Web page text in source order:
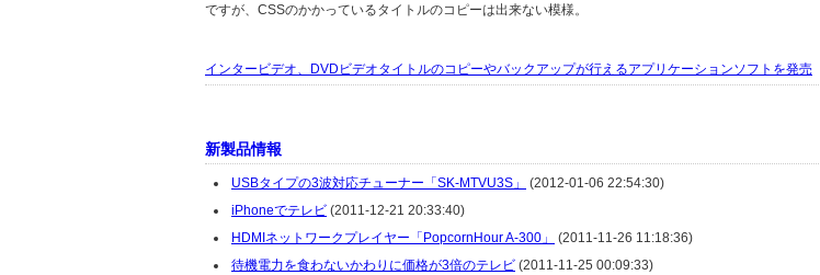
ですが、CSSのかかっているタイトルのコピーは出来ない模様。
インタービデオ、DVDビデオタイトルのコピーやバックアップが行えるアプリケーションソフトを発売
新製品情報
USBタイプの3波対応チューナー「SK-MTVU3S」
(2012-01-06 22:54:30)
iPhoneでテレビ (2011-12-21 20:33:40)
HDMIネットワークプレイヤー「PopcornHour A-300」
(2011-11-26 11:18:36)
待機電力を食わないかわりに価格が3倍のテレビ (2011-11-25 00:09:33)